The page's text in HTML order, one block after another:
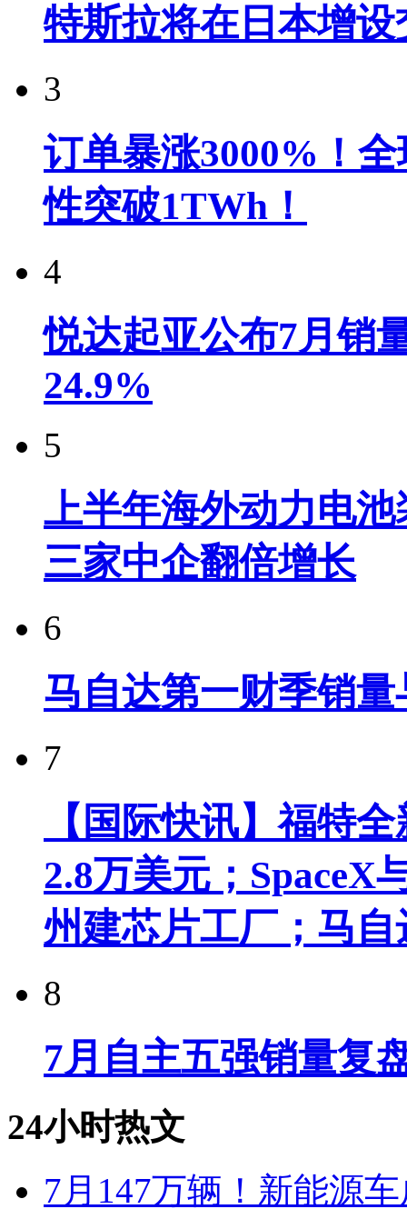
特斯拉将在日本增
3
订单暴涨3000%！
性突破1TWh！
4
悦达起亚公布7月销
24.9%
5
上半年海外动力电
三家中企翻倍增长
6
马自达第一财季销
7
【国际快讯】福特
2.8万美元；SpaceX
州建芯片工厂；马
8
7月自主五强销量复
24小时热文
7月147万辆！新能源